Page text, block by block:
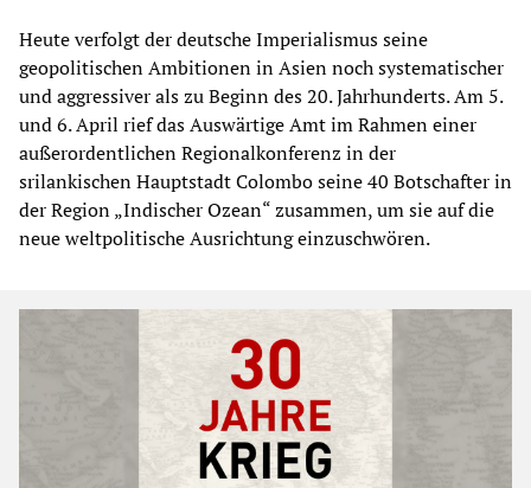
Heute verfolgt der deutsche Imperialismus seine
geopolitischen Ambitionen in Asien noch systematischer
und aggressiver als zu Beginn des 20. Jahrhunderts. Am 5.
und 6. April rief das Auswärtige Amt im Rahmen einer
außerordentlichen Regionalkonferenz in der
srilankischen Hauptstadt Colombo seine 40 Botschafter in
der Region „Indischer Ozean“ zusammen, um sie auf die
neue weltpolitische Ausrichtung einzuschwören.